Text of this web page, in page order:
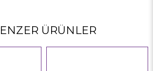
ÜRÜNLER